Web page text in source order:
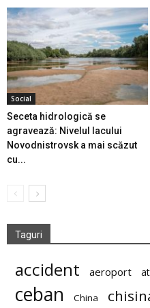
Social
Seceta hidrologică se
agravează: Nivelul lacului
Novodnistrovsk a mai scăzut
cu...
Taguri
accident aeroport
ceban China